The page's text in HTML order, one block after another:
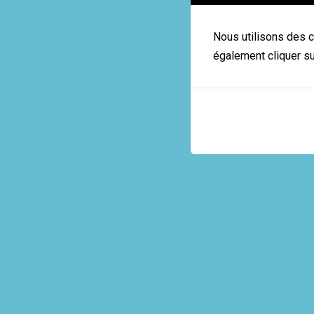
Nous utilisons des
également cliquer